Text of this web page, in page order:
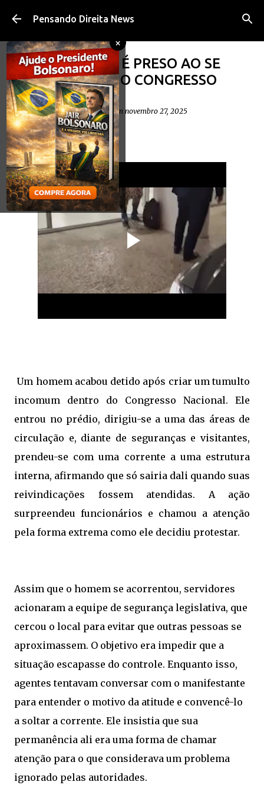
Pular para o conteúdo principal
Pensando Direita News
×
VÍDEO: HOMEM É PRESO AO SE
ACORRENTAR NO CONGRESSO
NACIONAL
postado porDiego Cavalheiro em novembro 27, 2025
Um homem acabou detido após criar um tumulto
incomum dentro do Congresso Nacional. Ele
entrou no prédio, dirigiu-se a uma das áreas de
circulação e, diante de seguranças e visitantes,
prendeu-se com uma corrente a uma estrutura
interna, afirmando que só sairia dali quando suas
reivindicações fossem atendidas. A ação
surpreendeu funcionários e chamou a atenção
pela forma extrema como ele decidiu protestar.
Assim que o homem se acorrentou, servidores
acionaram a equipe de segurança legislativa, que
cercou o local para evitar que outras pessoas se
aproximassem. O objetivo era impedir que a
situação escapasse do controle. Enquanto isso,
agentes tentavam conversar com o manifestante
para entender o motivo da atitude e convencê-lo
a soltar a corrente. Ele insistia que sua
permanência ali era uma forma de chamar
atenção para o que considerava um problema
ignorado pelas autoridades.